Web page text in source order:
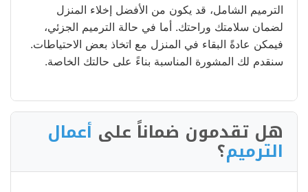
الترميم الشامل، قد يكون من الأفضل إخلاء المنزل
لضمان سلامتك وراحتك. أما في حالة الترميم الجزئي،
فيمكن عادةً البقاء في المنزل مع اتخاذ بعض الاحتياطات.
سنقدم لك المشورة المناسبة بناءً على حالتك الخاصة.
هل تقدمون ضماناً على أعمال
الترميم؟